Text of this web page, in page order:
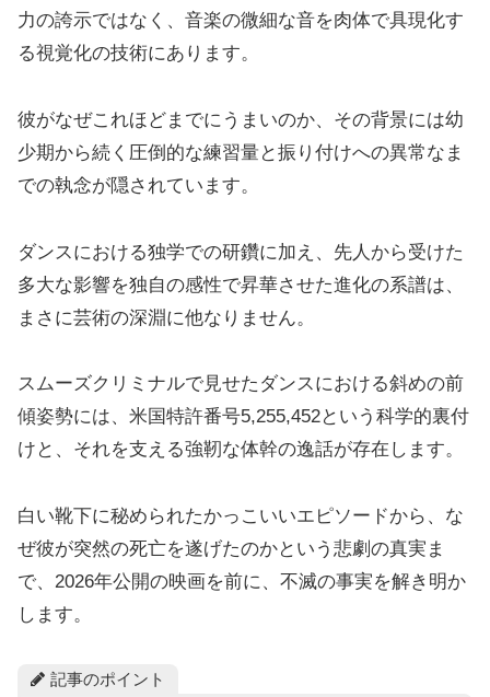
力の誇示ではなく、音楽の微細な音を肉体で具現化す
る視覚化の技術にあります。
彼がなぜこれほどまでにうまいのか、その背景には幼
少期から続く圧倒的な練習量と振り付けへの異常なま
での執念が隠されています。
ダンスにおける独学での研鑽に加え、先人から受けた
多大な影響を独自の感性で昇華させた進化の系譜は、
まさに芸術の深淵に他なりません。
スムーズクリミナルで見せたダンスにおける斜めの前
傾姿勢には、米国特許番号5,255,452という科学的裏付
けと、それを支える強靭な体幹の逸話が存在します。
白い靴下に秘められたかっこいいエピソードから、な
ぜ彼が突然の死亡を遂げたのかという悲劇の真実ま
で、2026年公開の映画を前に、不滅の事実を解き明か
します。
記事のポイント